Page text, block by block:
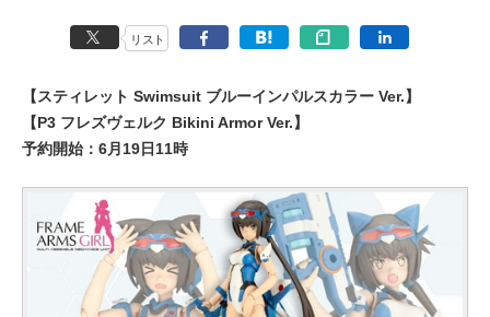
リスト
【スティレット Swimsuit ブルーインパルスカラー Ver.】
【P3 フレズヴェルク Bikini Armor Ver.】
予約開始：6月19日11時